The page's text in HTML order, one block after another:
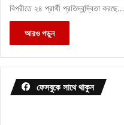
বিপরীতে ২৪ প্রার্থী প্রতিদ্বন্দ্বিতা করছে…
আরও পড়ুন
ফেসবুকে সাথে থাকুন